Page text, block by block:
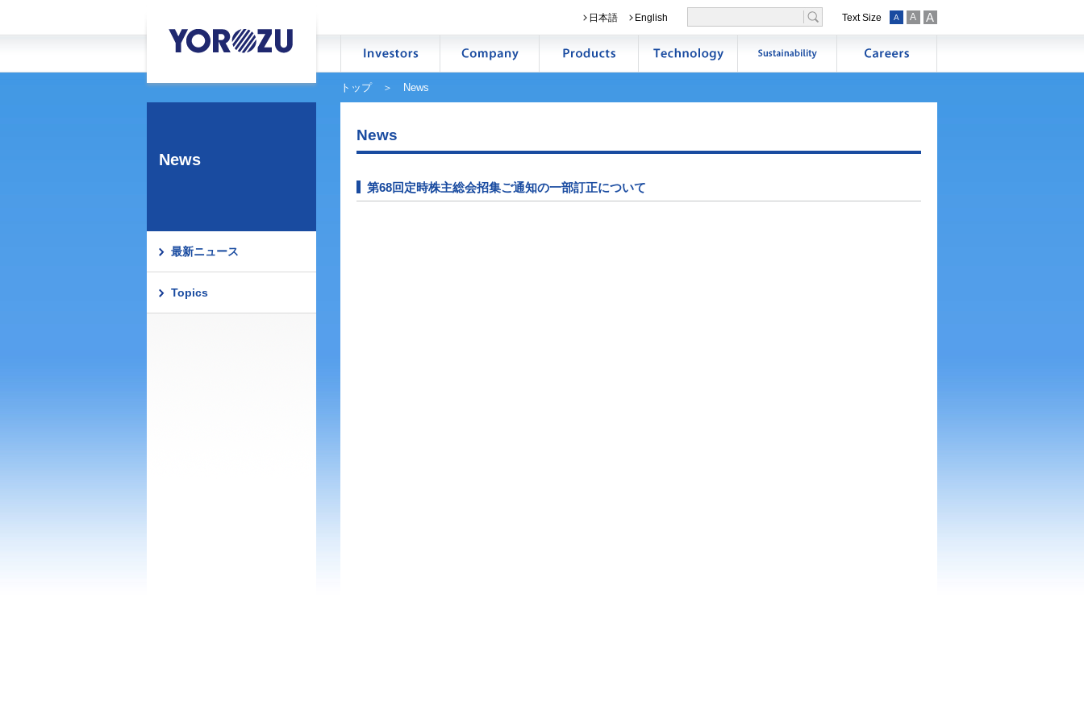
日本語 English Text Size A A A
トップ＞ News
News
最新ニュース
Topics
News
第68回定時株主総会招集ご通知の一部訂正について